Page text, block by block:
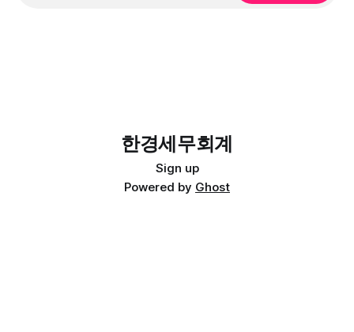
한경세무회계
Sign up
Powered by Ghost